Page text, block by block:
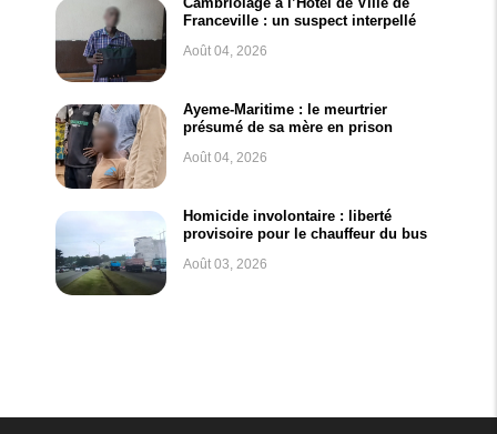
Franceville : un suspect interpellé
Août 04, 2026
Ayeme-Maritime : le meurtrier
présumé de sa mère en prison
Août 04, 2026
Homicide involontaire : liberté
provisoire pour le chauffeur du bus
Août 03, 2026